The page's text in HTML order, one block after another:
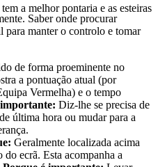
a melhor pontaria e as esteiras
Saber onde procurar
para manter o controlo e tomar
de forma proeminente no
a pontuação atual (por
Vermelha) e o tempo
Diz-lhe se precisa de
última hora ou mudar para a
Geralmente localizada acima
ecrã. Esta acompanha a